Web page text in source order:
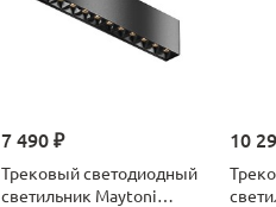
7 490 ₽
Трековый светодиодный
светильник Maytoni
10